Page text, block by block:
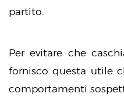
partito.
Per evitare che
fornisco questa utile
comportamenti